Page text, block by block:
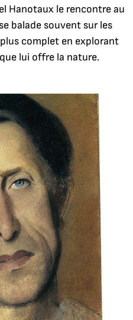
Hanotaux le rencontre au
balade souvent sur les
complet en explorant
lui offre la nature.